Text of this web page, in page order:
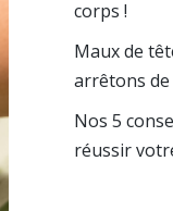
corps !
Maux de
arrêtons
Nos 5
réussir